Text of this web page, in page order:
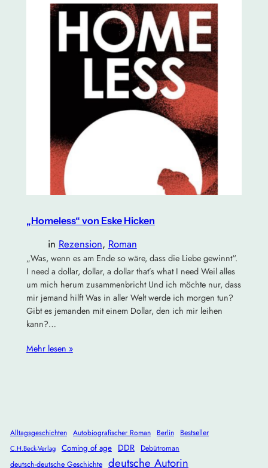
„Homeless“ von Eske Hicken
in Rezension, Roman
„Was, wenn es am Ende so wäre, dass die Liebe gewinnt“.
I need a dollar, dollar, a dollar that’s what I need Weil alles
um mich herum zusammenbricht Und ich möchte nur, dass
mir jemand hilft Was in aller Welt werde ich morgen tun?
Gibt es jemanden mit einem Dollar, den ich mir leihen
kann?…
Mehr lesen »
Alltagsgeschichten Autobiografischer Roman Berlin Bestseller
C.H.Beck-Verlag Coming of age DDR
Debütroman
deutsch-deutsche Geschichte deutsche Autorin